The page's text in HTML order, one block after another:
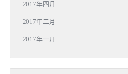
2017年四月
2017年二月
2017年一月